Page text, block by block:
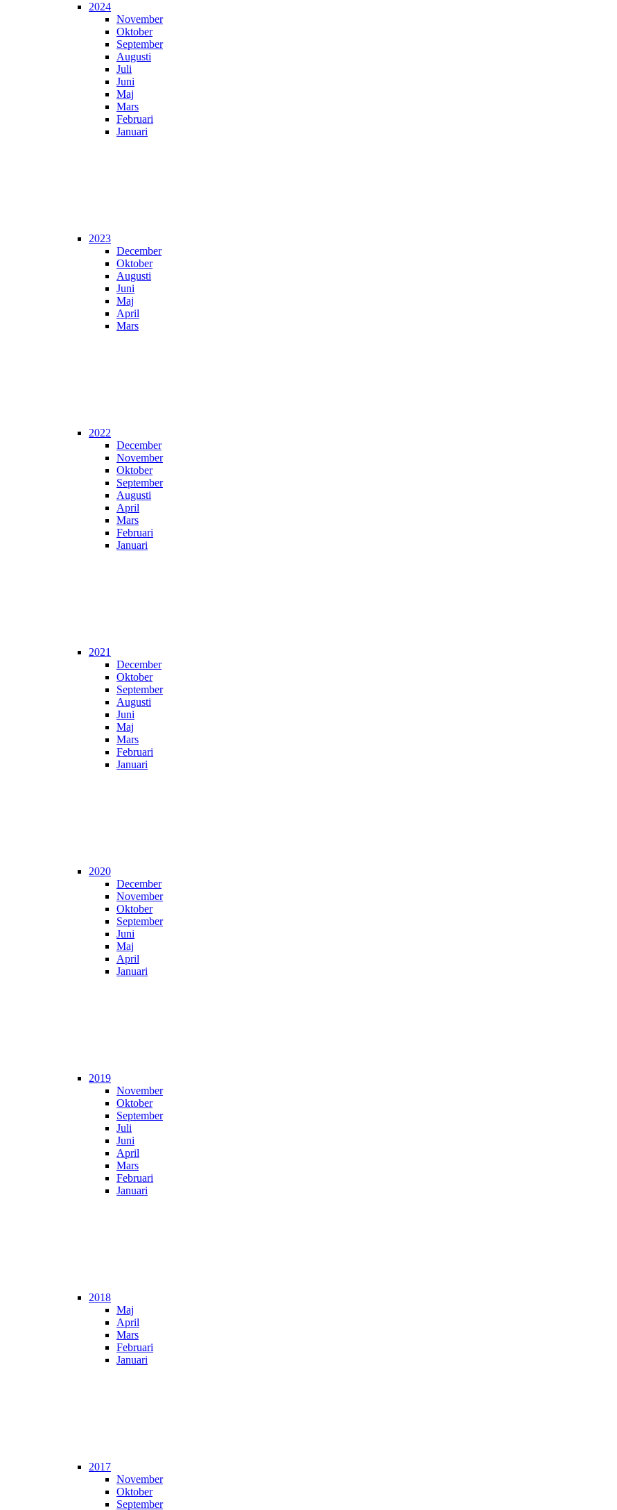
2024
November
Oktober
September
Augusti
Juli
Juni
Maj
Mars
Februari
Januari
2023
December
Oktober
Augusti
Juni
Maj
April
Mars
2022
December
November
Oktober
September
Augusti
April
Mars
Februari
Januari
2021
December
Oktober
September
Augusti
Juni
Maj
Mars
Februari
Januari
2020
December
November
Oktober
September
Juni
Maj
April
Januari
2019
November
Oktober
September
Juli
Juni
April
Mars
Februari
Januari
2018
Maj
April
Mars
Februari
Januari
2017
November
Oktober
September